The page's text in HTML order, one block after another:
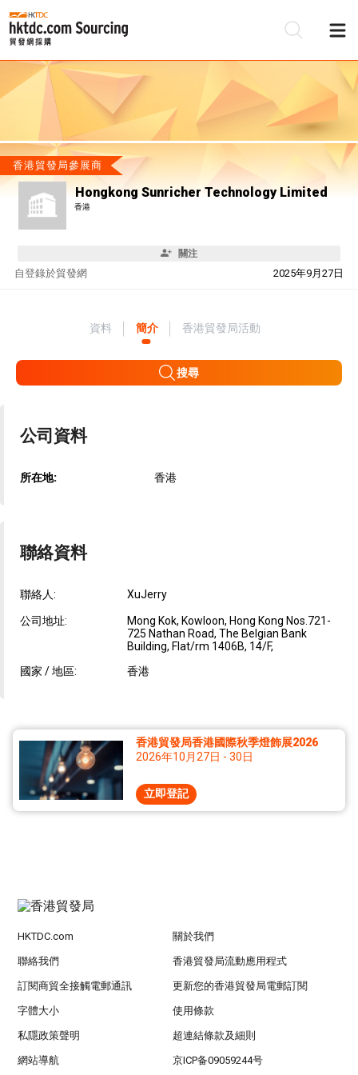
香港貿發局參展商
Hongkong Sunricher Technology Limited
香港
關注
自 2025年9月27日
登錄於貿發網
資料 簡介 香港貿發局活動
搜尋
公司資料
所在地: 香港
聯絡資料
聯絡人: XuJerry
公司地址:
Mong Kok, Kowloon, Hong Kong Nos.721-
725 Nathan Road, The Belgian Bank
Building, Flat/rm 1406B, 14/F,
國家 / 地區:
香港
香港貿發局香港國際秋季燈飾展2026
2026年10月27日 - 30日
立即登記
HKTDC.com 關於我們
聯絡我們 香港貿發局流動應用程式
訂閱商貿全接觸電郵通訊 更新您的香港貿發局電郵訂閱
字體大小 使用條款
私隱政策聲明 超連結條款及細則
網站導航 京ICP备09059244号